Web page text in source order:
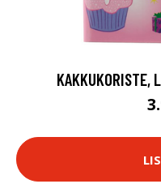
KAKKUKORISTE,